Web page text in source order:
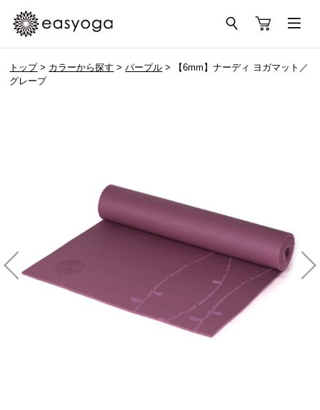
トップ> カラーから探す >パープル > 【6mm】ナーディ ヨガマット／
グレープ